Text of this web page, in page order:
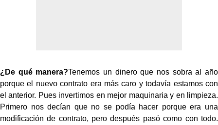
¿De qué manera?Tenemos un dinero que nos sobra al año
porque el nuevo contrato era más caro y todavía estamos con
el anterior. Pues invertimos en mejor maquinaria y en limpieza.
Primero nos decían que no se podía hacer porque era una
modificación de contrato, pero después pasó como con todo.